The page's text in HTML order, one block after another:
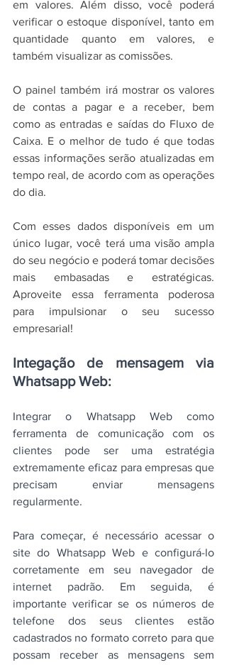
em valores. Além disso, você poderá
verificar o estoque disponível, tanto em
quantidade quanto em valores, e
também visualizar as comissões.
O painel também irá mostrar os valores
de contas a pagar e a receber, bem
como as entradas e saídas do Fluxo de
Caixa. E o melhor de tudo é que todas
essas informações serão atualizadas em
tempo real, de acordo com as operações
do dia.
Com esses dados disponíveis em um
único lugar, você terá uma visão ampla
do seu negócio e poderá tomar decisões
mais embasadas e estratégicas.
Aproveite essa ferramenta poderosa
para impulsionar o seu sucesso
empresarial!
Integação de mensagem via
Whatsapp Web:
Integrar o Whatsapp Web como
ferramenta de comunicação com os
clientes pode ser uma estratégia
extremamente eficaz para empresas que
precisam enviar mensagens
regularmente.
Para começar, é necessário acessar o
site do Whatsapp Web e configurá-lo
corretamente em seu navegador de
internet padrão. Em seguida, é
importante verificar se os números de
telefone dos seus clientes estão
cadastrados no formato correto para que
possam receber as mensagens sem